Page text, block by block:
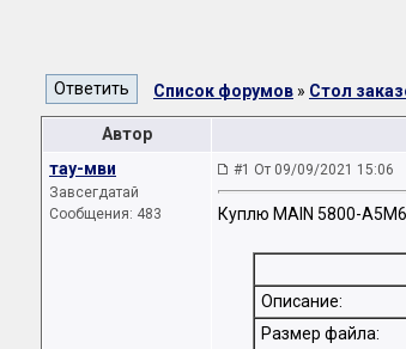
Список форумов » Стол
Автор
тау-мви
Завсегдатай
Сообщения: 483
#1 От 09/09/2021 15:06
Куплю MAIN 5800-
Описание:
Размер файла: